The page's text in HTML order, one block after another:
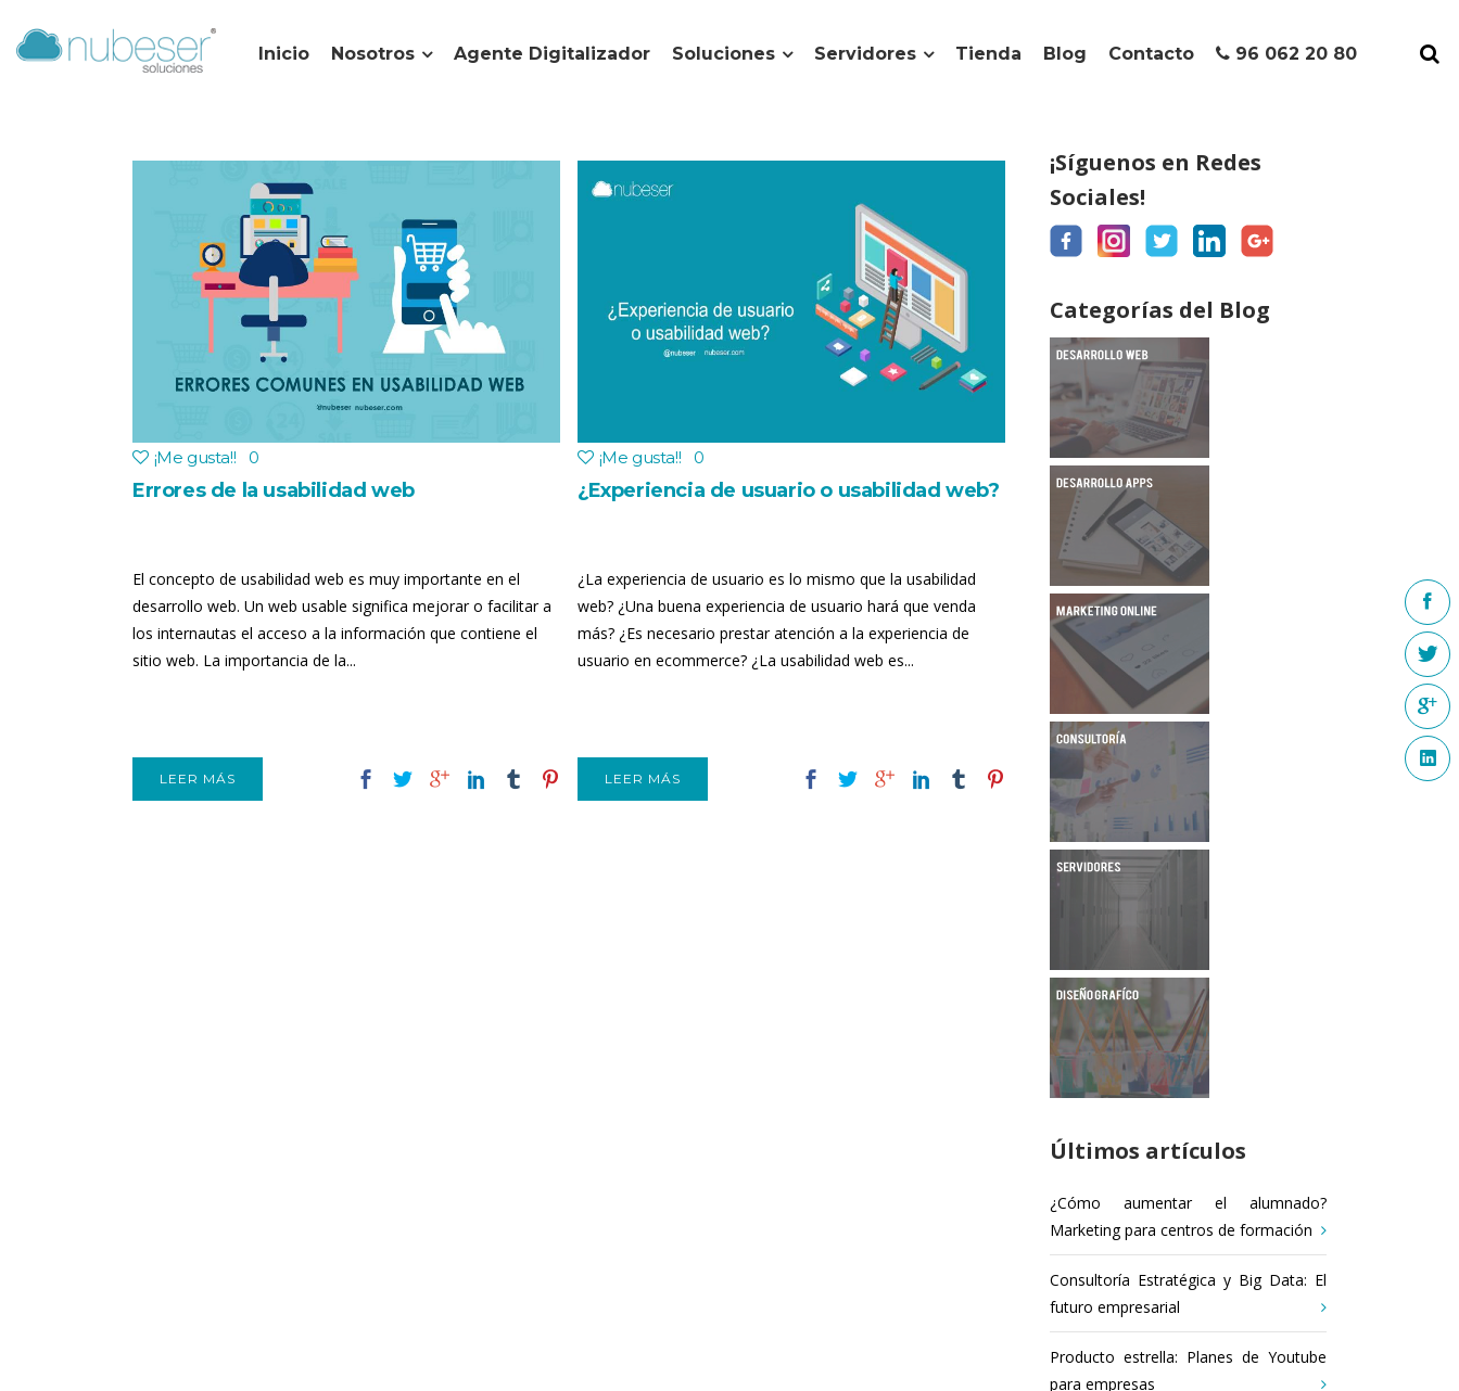
Inicio Nosotros Agente Digitalizador Soluciones Servidores Tienda Blog Contacto 96 062 20 80
¡Me gusta!! 0
Errores de la usabilidad web
El concepto de usabilidad web es muy importante en el
desarrollo web. Un web usable significa mejorar o facilitar a
los internautas el acceso a la información que contiene el
sitio web. La importancia de la...
LEER MÁS
¡Me gusta!! 0
¿Experiencia de usuario o usabilidad web?
¿La experiencia de usuario es lo mismo que la usabilidad
web? ¿Una buena experiencia de usuario hará que venda
más? ¿Es necesario prestar atención a la experiencia de
usuario en ecommerce? ¿La usabilidad web es...
LEER MÁS
¡Síguenos en Redes
Sociales!
Categorías del Blog
Últimos artículos
¿Cómo aumentar el alumnado?
Marketing para centros de formación
Consultoría Estratégica y Big Data: El
futuro empresarial
Producto estrella: Planes de Youtube
para empresas